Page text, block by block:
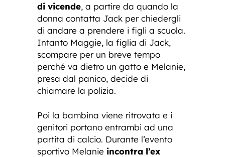
di vicende, a partire da quando la
donna contatta Jack per chiedergli
di andare a prendere i figli a scuola.
Intanto Maggie, la figlia di Jack,
scompare per un breve tempo
perché va dietro un gatto e Melanie,
presa dal panico, decide di
chiamare la polizia.
Poi la bambina viene ritrovata e i
genitori portano entrambi ad una
partita di calcio. Durante l’evento
sportivo Melanie incontra l’ex